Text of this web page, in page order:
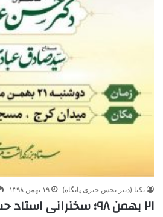
یکتا (دبیر بخش خبری پایگاه) ۱۹ بهمن ۱۳۹۸
۲۱ بهمن ۹۸؛ سخنرانی استاد حسن عباسی در کرج